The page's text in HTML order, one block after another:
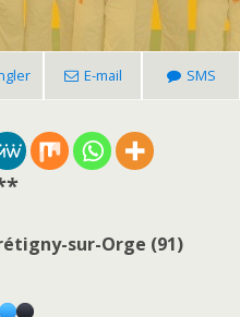
E-mail SMS
sur-Orge (91)